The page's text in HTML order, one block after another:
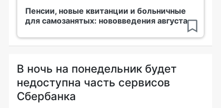
Пенсии, новые квитанции и больничные
для самозанятых: нововведения августа
В ночь на понедельник будет
недоступна часть сервисов
Сбербанка